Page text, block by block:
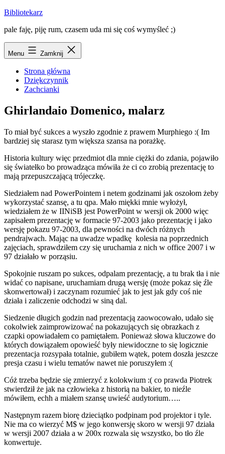
Przejdź
treści
Bibliotekarz
pale faję, piję rum, czasem uda mi się coś wymyśleć ;)
Menu Zamknij
Strona główna
Dziękczynnik
Zachcianki
Ghirlandaio Domenico, malarz
To miał być sukces a wyszło zgodnie z prawem Murphiego :( Im
bardziej się starasz tym większa szansa na porażkę.
Historia kultury więc przedmiot dla mnie ciężki do zdania, pojawiło
się światełko bo prowadząca mówiła że ci co zrobią prezentację to
mają przepuszczającą trójeczkę.
Siedziałem nad PowerPointem i netem godzinami jak oszołom żeby
wykorzystać szansę, a tu qpa. Mało miękki mnie wyłożył,
wiedziałem że w IINiSB jest PowerPoint w wersji ok 2000 więc
zapisałem prezentację w formacie 97-2003 jako prezentację i jako
wersję pokazu 97-2003, dla pewności na dwóch różnych
pendrajwach. Mając na uwadze wpadkę kolesia na poprzednich
zajęciach, sprawdziłem czy się uruchamia z nich w office 2007 i w
97 działało w porząsiu.
Spokojnie ruszam po sukces, odpalam prezentację, a tu brak tła i nie
widać co napisane, uruchamiam drugą wersję (może pokaz się źle
skonwertował) i zaczynam rozumieć jak to jest jak gdy coś nie
działa i zaliczenie odchodzi w siną dal.
Siedzenie długich godzin nad prezentacją zaowocowało, udało się
cokolwiek zaimprowizować na pokazujących się obrazkach z
czapki opowiadałem co pamiętałem. Ponieważ słowa kluczowe do
których dowiązałem opowieść były niewidoczne to się logicznie
prezentacja rozsypała totalnie, gubiłem wątek, potem doszła jeszcze
presja czasu i wielu tematów nawet nie poruszyłem :(
Cóż trzeba będzie się zmierzyć z kolokwium :( co prawda Piotrek
stwierdził że jak na człowieka z historią na bakier, to nieźle
mówiłem, echh a miałem szansę uwieść audytorium…..
Następnym razem biorę dzieciątko podpinam pod projektor i tyle.
Nie ma co wierzyć M$ w jego konwersję skoro w wersji 97 działa
w wersji 2007 działa a w 200x rozwala się wszystko, bo tło źle
konwertuje.